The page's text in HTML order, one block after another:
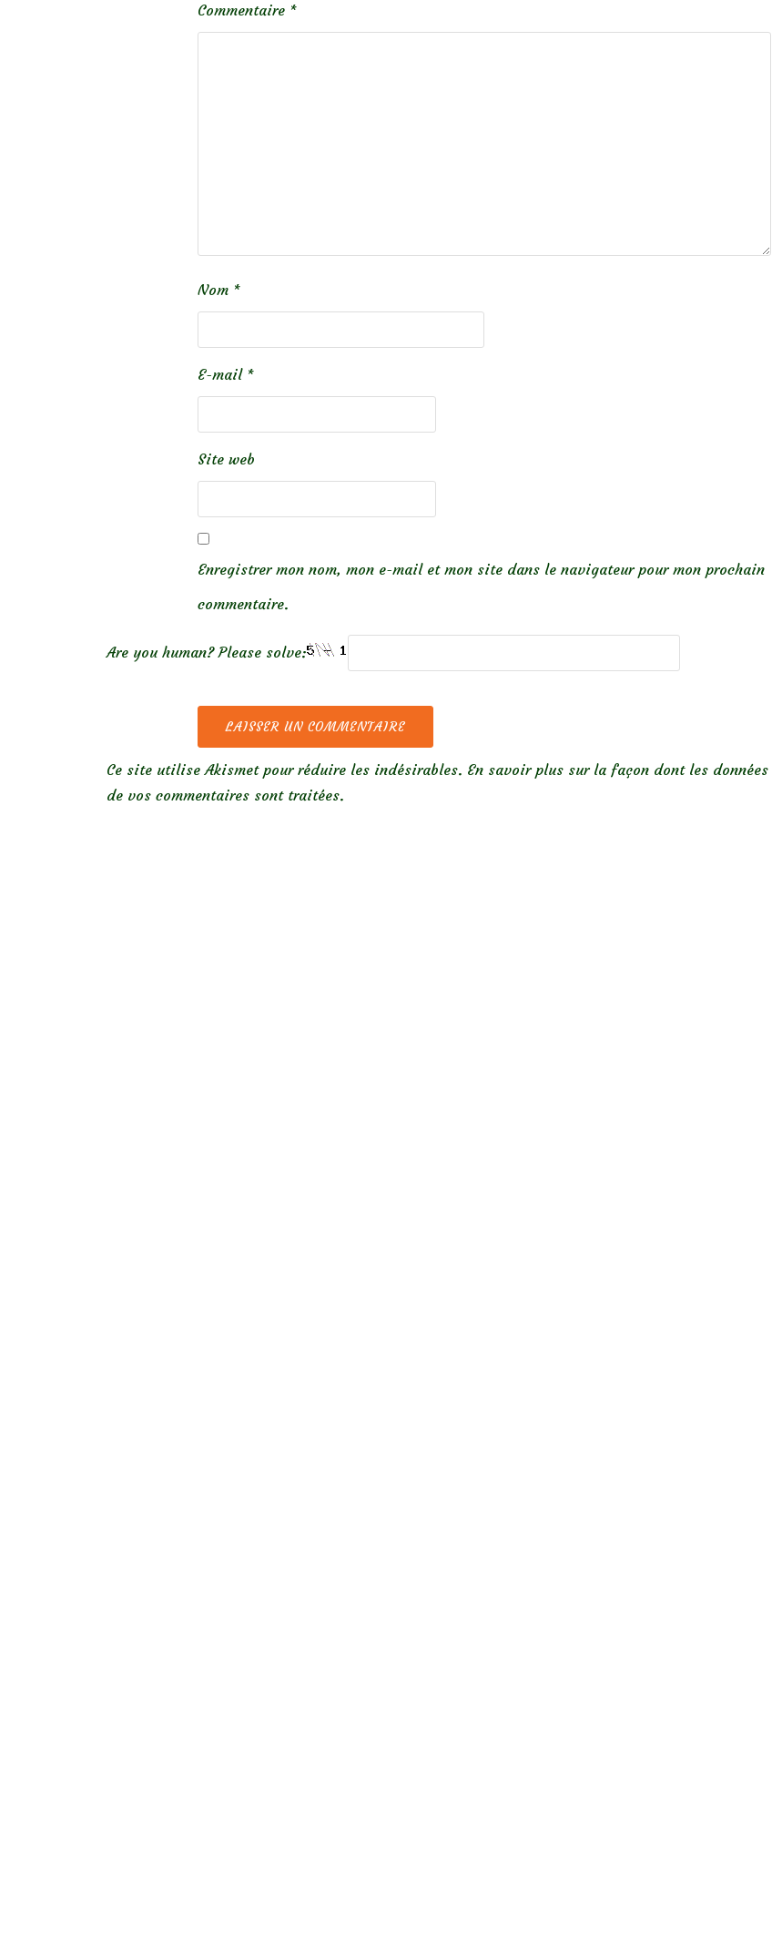
Commentaire *
Nom *
E-mail *
Site web
Enregistrer mon nom, mon e-mail et mon site dans le navigateur pour mon prochain
commentaire.
Are you human? Please solve:
Ce site utilise Akismet pour réduire les indésirables. En savoir plus sur la façon dont les données
de vos commentaires sont traitées.